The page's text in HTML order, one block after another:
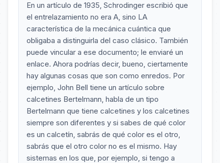
En un artículo de 1935, Schrodinger escribió que
el entrelazamiento no era A, sino LA
característica de la mecánica cuántica que
obligaba a distinguirla del caso clásico. También
puede vincular a ese documento; le enviaré un
enlace. Ahora podrías decir, bueno, ciertamente
hay algunas cosas que son como enredos. Por
ejemplo, John Bell tiene un artículo sobre
calcetines Bertelmann, habla de un tipo
Bertelmann que tiene calcetines y los calcetines
siempre son diferentes y si sabes de qué color
es un calcetín, sabrás de qué color es el otro,
sabrás que el otro color no es el mismo. Hay
sistemas en los que, por ejemplo, si tengo a